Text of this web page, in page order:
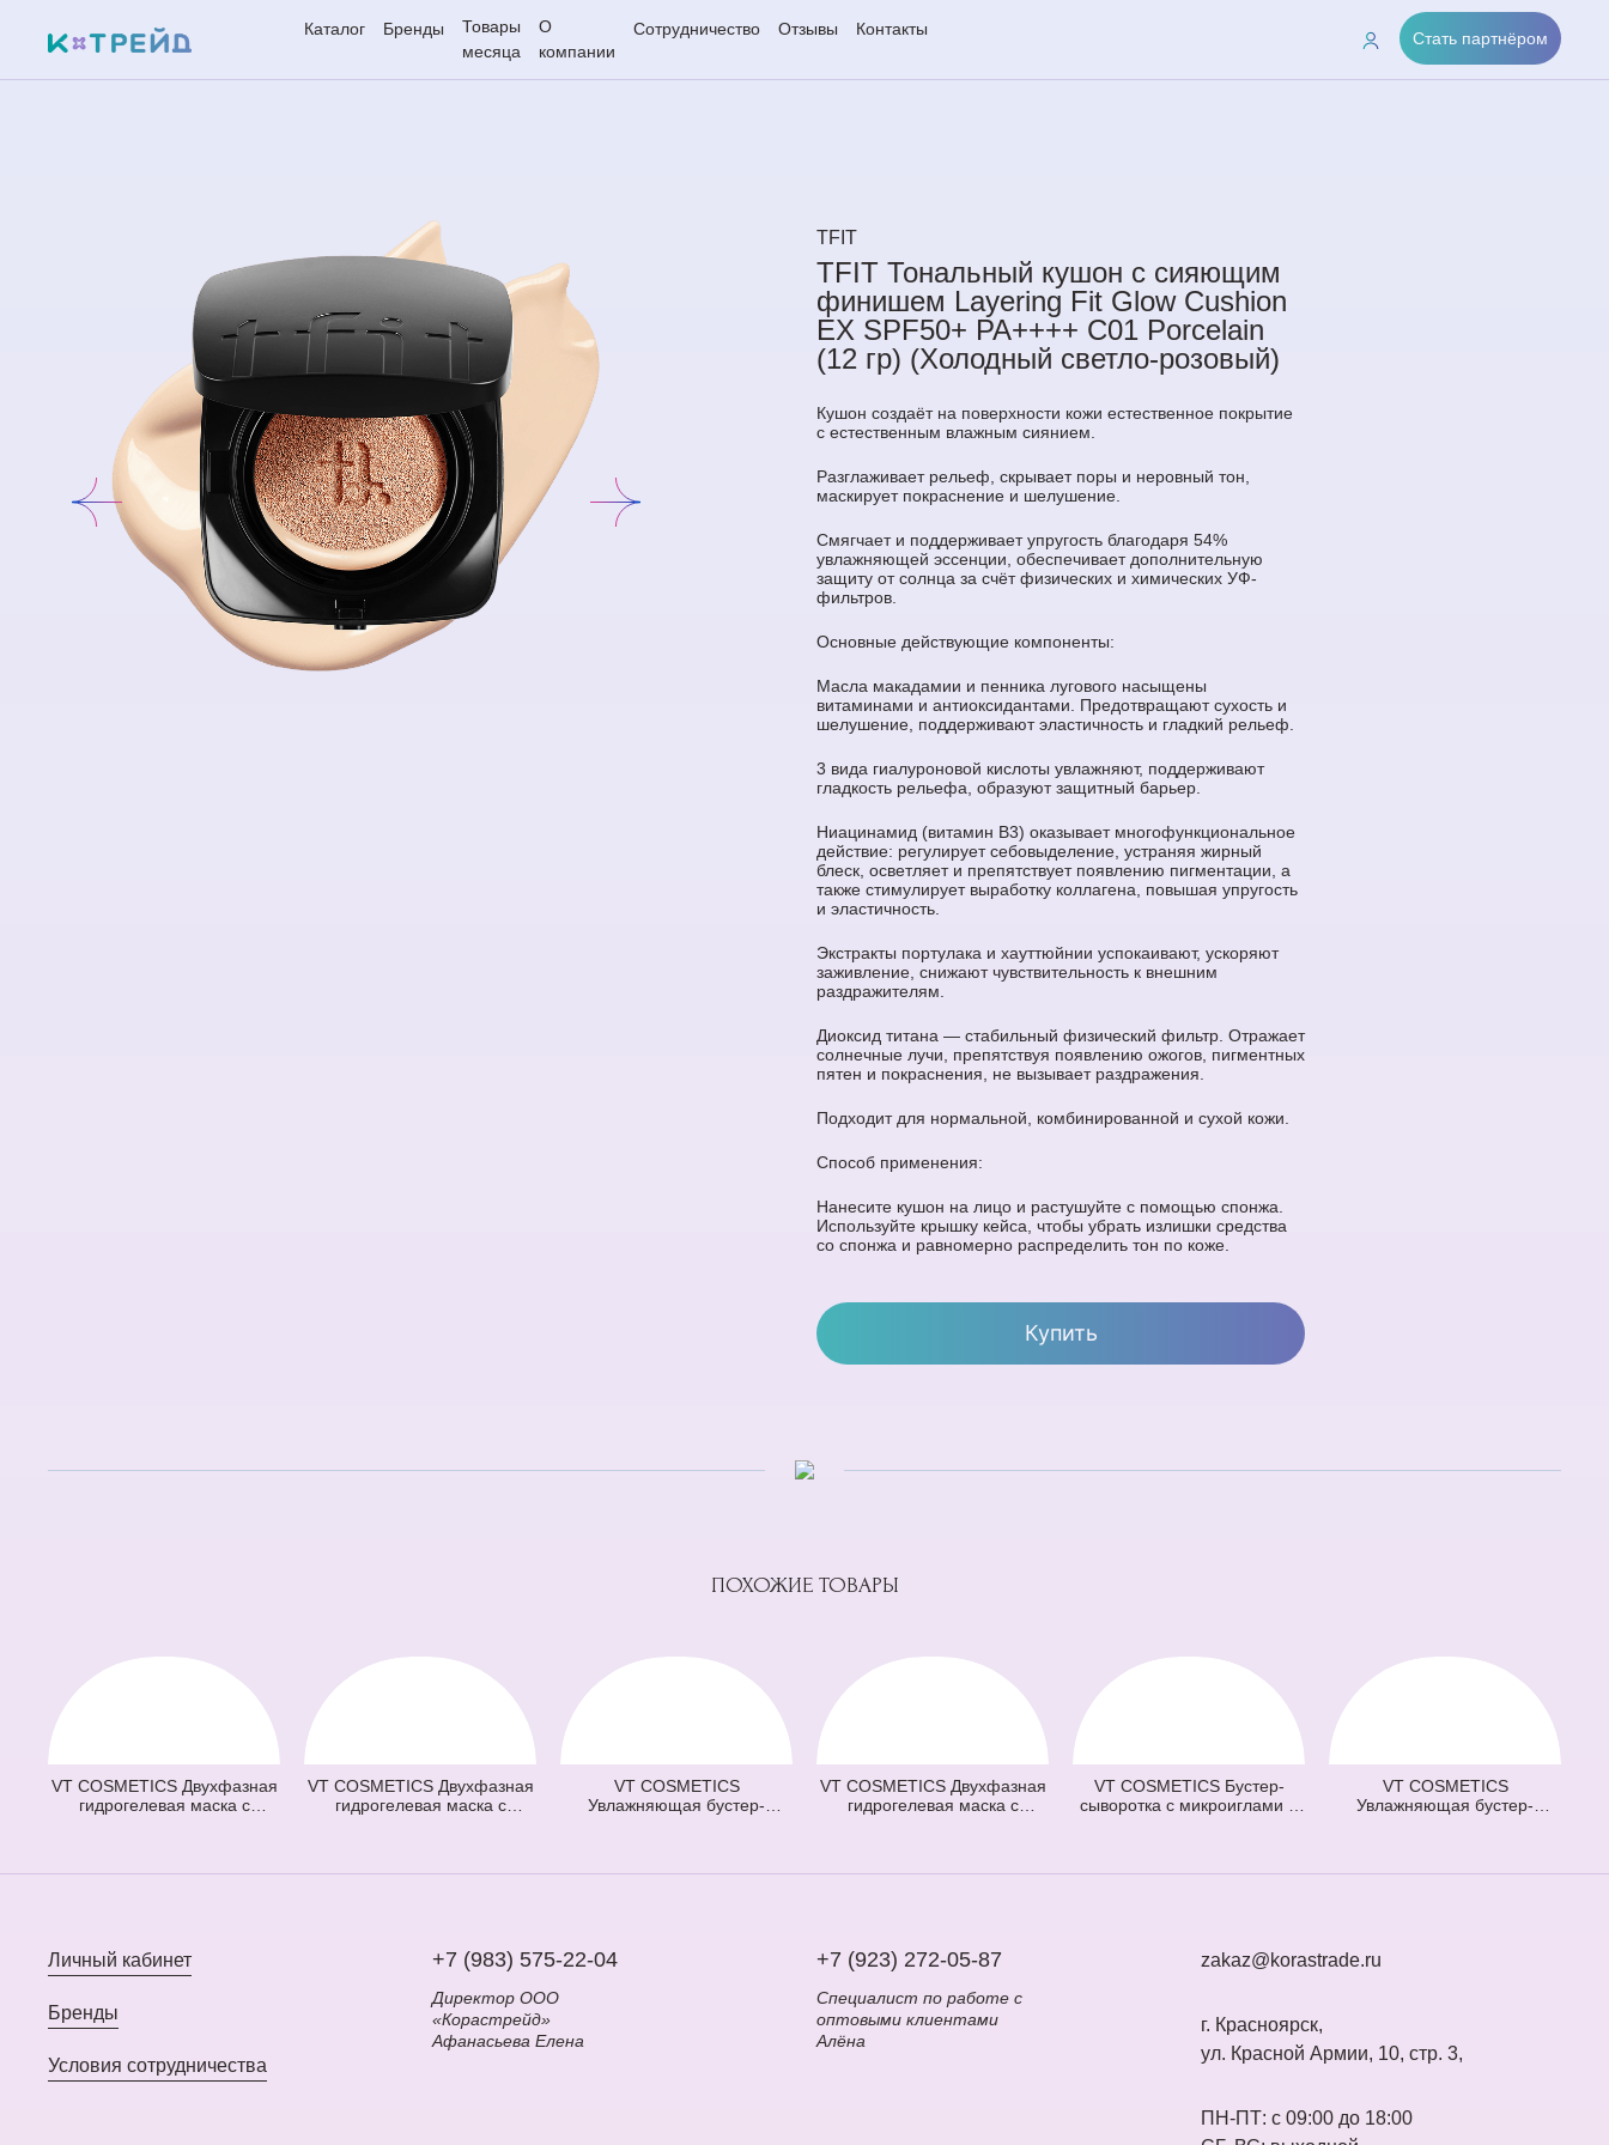
Каталог Бренды
Товары
месяца
О
компании
Сотрудничество Отзывы Контакты Стать партнёром
TFIT
TFIT Тональный кушон с сияющим
финишем Layering Fit Glow Cushion
EX SPF50+ PA++++ C01 Porcelain
(12 гр) (Холодный светло-розовый)
Кушон создаёт на поверхности кожи естественное покрытие
с естественным влажным сиянием.
Разглаживает рельеф, скрывает поры и неровный тон,
маскирует покраснение и шелушение.
Смягчает и поддерживает упругость благодаря 54%
увлажняющей эссенции, обеспечивает дополнительную
защиту от солнца за счёт физических и химических УФ-
фильтров.
Основные действующие компоненты:
Масла макадамии и пенника лугового насыщены
витаминами и антиоксидантами. Предотвращают сухость и
шелушение, поддерживают эластичность и гладкий рельеф.
3 вида гиалуроновой кислоты увлажняют, поддерживают
гладкость рельефа, образуют защитный барьер.
Ниацинамид (витамин B3) оказывает многофункциональное
действие: регулирует себовыделение, устраняя жирный
блеск, осветляет и препятствует появлению пигментации, а
также стимулирует выработку коллагена, повышая упругость
и эластичность.
Экстракты портулака и хауттюйнии успокаивают, ускоряют
заживление, снижают чувствительность к внешним
раздражителям.
Диоксид титана — стабильный физический фильтр. Отражает
солнечные лучи, препятствуя появлению ожогов, пигментных
пятен и покраснения, не вызывает раздражения.
Подходит для нормальной, комбинированной и сухой кожи.
Способ применения:
Нанесите кушон на лицо и растушуйте с помощью спонжа.
Используйте крышку кейса, чтобы убрать излишки средства
со спонжа и равномерно распределить тон по коже.
Купить
ПОХОЖИЕ ТОВАРЫ
VT COSMETICS Двухфазная
гидрогелевая маска с
VT COSMETICS Двухфазная
гидрогелевая маска с
VT COSMETICS
Увлажняющая бустер-
VT COSMETICS Двухфазная
гидрогелевая маска с
VT COSMETICS Бустер-
сыворотка с микроиглами и
VT COSMETICS
Увлажняющая бустер-
Личный кабинет
Бренды
Условия сотрудничества
+7 (983) 575-22-04
Директор ООО
«Корастрейд»
Афанасьева Елена
+7 (923) 272-05-87
Специалист по работе с
оптовыми клиентами
Алёна
zakaz@korastrade.ru
г. Красноярск,
ул. Красной Армии, 10, стр. 3,
ПН-ПТ: с 09:00 до 18:00